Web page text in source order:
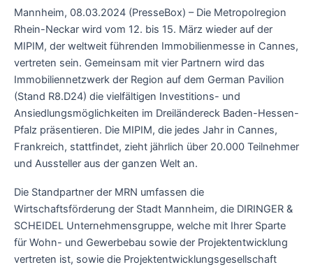
Mannheim, 08.03.2024 (PresseBox) – Die Metropolregion
Rhein-Neckar wird vom 12. bis 15. März wieder auf der
MIPIM, der weltweit führenden Immobilienmesse in Cannes,
vertreten sein. Gemeinsam mit vier Partnern wird das
Immobiliennetzwerk der Region auf dem German Pavilion
(Stand R8.D24) die vielfältigen Investitions- und
Ansiedlungsmöglichkeiten im Dreiländereck Baden-Hessen-
Pfalz präsentieren. Die MIPIM, die jedes Jahr in Cannes,
Frankreich, stattfindet, zieht jährlich über 20.000 Teilnehmer
und Aussteller aus der ganzen Welt an.
Die Standpartner der MRN umfassen die
Wirtschaftsförderung der Stadt Mannheim, die DIRINGER &
SCHEIDEL Unternehmensgruppe, welche mit Ihrer Sparte
für Wohn- und Gewerbebau sowie der Projektentwicklung
vertreten ist, sowie die Projektentwicklungsgesellschaft